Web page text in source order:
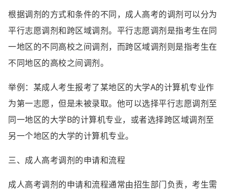
根据调剂的方式和条件的不同，成人高考的调剂可以分为
平行志愿调剂和跨区域调剂。平行志愿调剂是指考生在同
一地区的不同高校之间调剂，而跨区域调剂则是指考生在
不同地区的高校之间调剂。
举例：某成人考生报考了某地区的大学A的计算机专业作
为第一志愿，但是未被录取。他可以选择平行志愿调剂至
同一地区的大学B的计算机专业，或者选择跨区域调剂至
另一个地区的大学的计算机专业。
三、成人高考调剂的申请和流程
成人高考调剂的申请和流程通常由招生部门负责，考生需